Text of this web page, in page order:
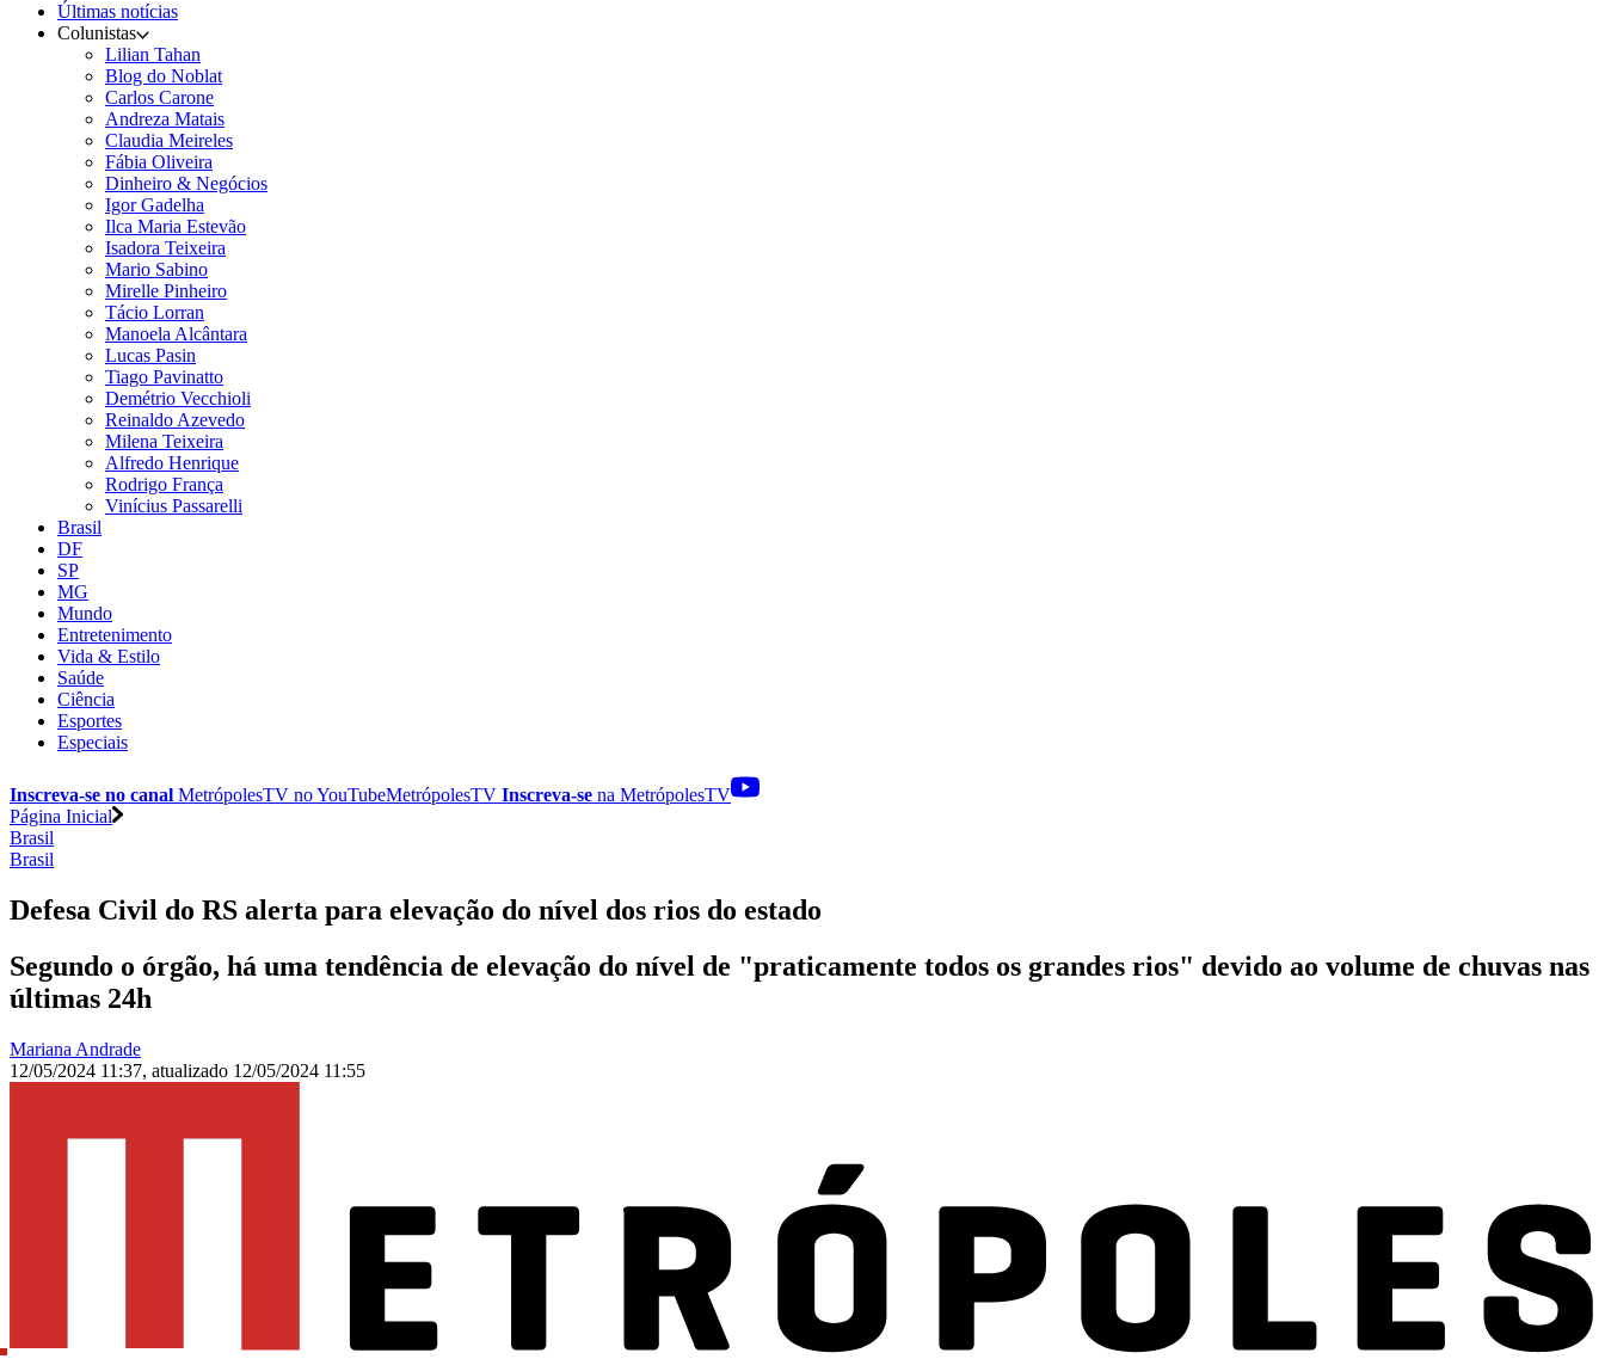
Últimas notícias
Colunistas
Lilian Tahan
Blog do Noblat
Carlos Carone
Andreza Matais
Claudia Meireles
Fábia Oliveira
Dinheiro & Negócios
Igor Gadelha
Ilca Maria Estevão
Isadora Teixeira
Mario Sabino
Mirelle Pinheiro
Tácio Lorran
Manoela Alcântara
Lucas Pasin
Tiago Pavinatto
Demétrio Vecchioli
Reinaldo Azevedo
Milena Teixeira
Alfredo Henrique
Rodrigo França
Vinícius Passarelli
Brasil
DF
SP
MG
Mundo
Entretenimento
Vida & Estilo
Saúde
Ciência
Esportes
Especiais
Inscreva-se no canal MetrópolesTV noYouTubeMetrópolesTV Inscreva-se na MetrópolesTV
Página Inicial
Brasil
Brasil
Defesa Civil do RS alerta para elevação do nível dos rios do estado
Segundo o órgão, há uma tendência de elevação do nível de "praticamente todos os grandes rios" devido ao volume de chuvas nas
últimas 24h
Mariana Andrade
12/05/2024 11:37, atualizado 12/05/2024 11:55